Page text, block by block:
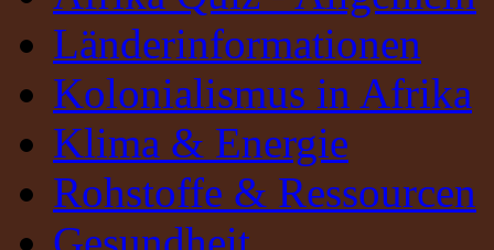
Länderinformationen
Kolonialismus in Afrika
Klima & Energie
Rohstoffe & Ressourcen